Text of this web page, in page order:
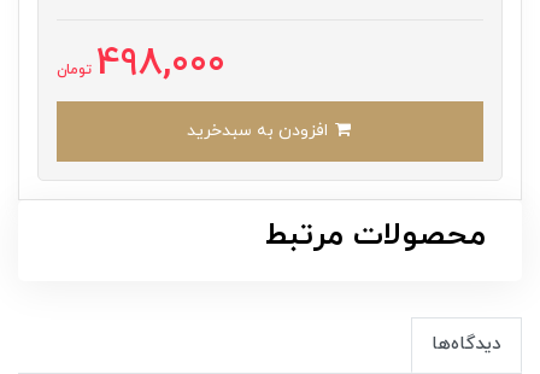
498,000 تومان
محصولات مرتبط
دیدگاه‌ها